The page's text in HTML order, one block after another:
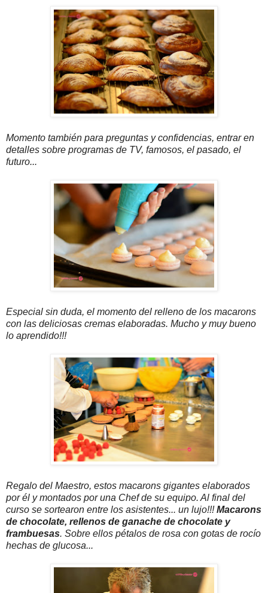
Momento también para preguntas y confidencias, entrar en
detalles sobre programas de TV, famosos, el pasado, el
futuro...
Especial sin duda, el momento del relleno de los macarons
con las deliciosas cremas elaboradas. Mucho y muy bueno
lo aprendido!!!
Regalo del Maestro, estos macarons gigantes elaborados
por él y montados por una Chef de su equipo. Al final del
curso se sortearon entre los asistentes... un lujo!!!Macarons
de chocolate, rellenos de ganache de chocolate y
frambuesas. Sobre ellos pétalos de rosa con gotas de rocío
hechas de glucosa...